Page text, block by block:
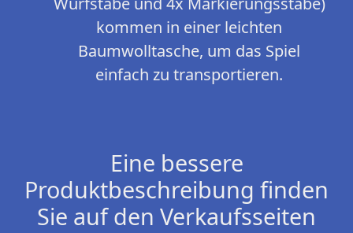
kommen in einer leichten
Baumwolltasche, um das Spiel
einfach zu transportieren.
Eine bessere
Produktbeschreibung finden
Sie auf den Verkaufsseiten